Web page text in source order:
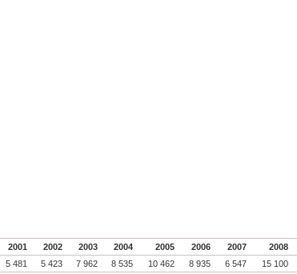
2001 2002 2003 2004 2005 2006 2007 2008
5 481 5 423 7 962 8 535 10 462 8 935 6 547 15 100